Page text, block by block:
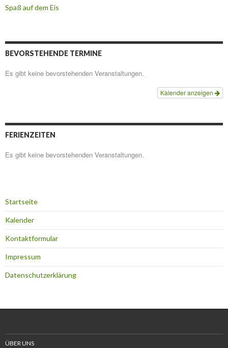
Spaß auf dem Eis
BEVORSTEHENDE TERMINE
Es gibt keine bevorstehenden Veranstaltungen.
Kalender anzeigen
FERIENZEITEN
Es gibt keine bevorstehenden Veranstaltungen.
Startseite
Kalender
Kontaktformular
Impressum
Datenschutzerklärung
ÜBER UNS